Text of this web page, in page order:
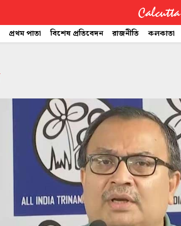
প্রথম পাতা বিশেষ প্রতিবেদন রাজনীতি কলকাতা